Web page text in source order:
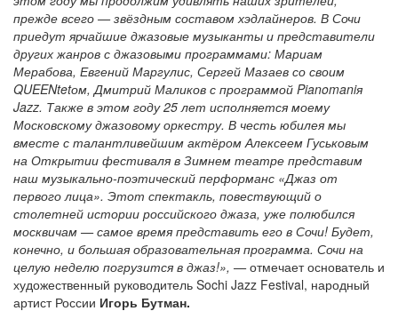
прежде всего — звёздным составом хэдлайнеров. В Сочи
приедут ярчайшие джазовые музыканты и представители
других жанров с джазовыми программами: Мариам
Мерабова, Евгений Маргулис, Сергей Мазаев со своим
QUEENtetом, Дмитрий Маликов с программой Pianomaniя
Jazz. Также в этом году 25 лет исполняется моему
Московскому джазовому оркестру. В честь юбилея мы
вместе с талантливейшим актёром Алексеем Гуськовым
на Открытии фестиваля в Зимнем театре представим
наш музыкально-поэтический перформанс «Джаз от
первого лица». Этот спектакль, повествующий о
столетней истории российского джаза, уже полюбился
москвичам — самое время представить его в Сочи! Будет,
конечно, и большая образовательная программа. Сочи на
целую неделю погрузится в джаз!», —отмечает основатель и
художественный руководитель Sochi Jazz Festival, народный
артист России Игорь Бутман.